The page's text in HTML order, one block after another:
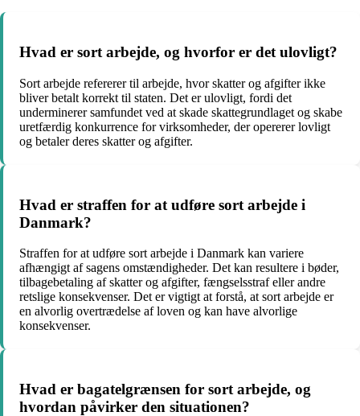
Hvad er sort arbejde, og hvorfor er det ulovligt?
Sort arbejde refererer til arbejde, hvor skatter og afgifter ikke
bliver betalt korrekt til staten. Det er ulovligt, fordi det
underminerer samfundet ved at skade skattegrundlaget og skabe
uretfærdig konkurrence for virksomheder, der opererer lovligt
og betaler deres skatter og afgifter.
Hvad er straffen for at udføre sort arbejde i
Danmark?
Straffen for at udføre sort arbejde i Danmark kan variere
afhængigt af sagens omstændigheder. Det kan resultere i bøder,
tilbagebetaling af skatter og afgifter, fængselsstraf eller andre
retslige konsekvenser. Det er vigtigt at forstå, at sort arbejde er
en alvorlig overtrædelse af loven og kan have alvorlige
konsekvenser.
Hvad er bagatelgrænsen for sort arbejde, og
hvordan påvirker den situationen?